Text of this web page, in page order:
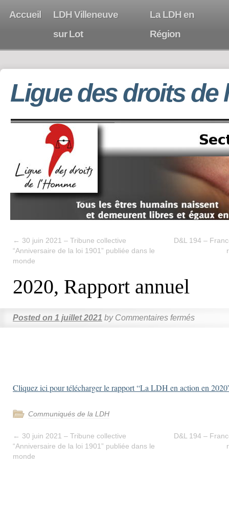
Accueil
LDH Villeneuve
sur Lot
La LDH en
Région
Ligue des droits de
← 30 juin 2021 – Tribune collective
“Anniversaire de la loi 1901” publiée dans le
monde
D&L 194 –
2020, Rapport annuel
Posted on 1 juillet 2021 by Commentaires fermés
Cliquez ici pour télécharger le rapport “La LDH en action en
Communiqués de la LDH
← 30 juin 2021 – Tribune collective
“Anniversaire de la loi 1901” publiée dans le
monde
D&L 194 –